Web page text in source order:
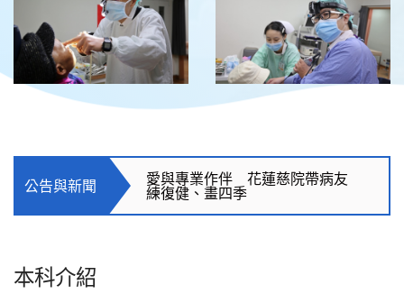
公告與新聞
陳培榕獲醫療奉獻獎
愛與專業作伴 花蓮慈院帶病友
練復健、畫四季
本科介紹